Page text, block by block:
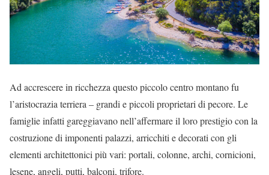
Ad accrescere in ricchezza questo piccolo centro montano fu
l’aristocrazia terriera – grandi e piccoli proprietari di pecore. Le
famiglie infatti gareggiavano nell’affermare il loro prestigio con la
costruzione di imponenti palazzi, arricchiti e decorati con gli
elementi architettonici più vari: portali, colonne, archi, cornicioni,
lesene, angeli, putti, balconi, trifore.